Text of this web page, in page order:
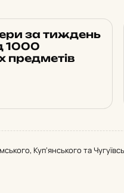
за тиждень
1000
предметів
Куп’янського та